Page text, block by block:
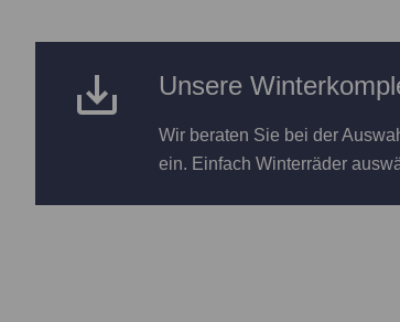
Unsere
Wir beraten Sie bei der
ein. Einfach Winterräder